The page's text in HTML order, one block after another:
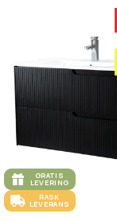
GRATIS
LEVERING
RASK
LEVERANS